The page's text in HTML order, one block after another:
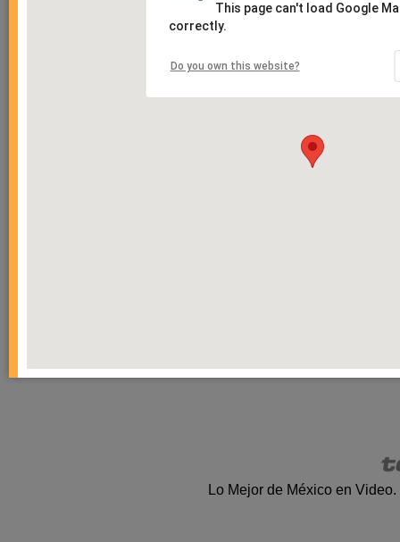
This page can't load Google
correctly.
Do you own this website?
Lo Mejor de México en